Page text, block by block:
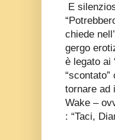
E
chiede
gergo
è legato ai
tornare ad
Wake –
: “Taci,